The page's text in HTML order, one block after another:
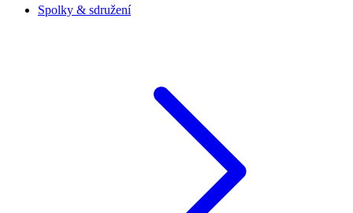
Spolky & sdružení